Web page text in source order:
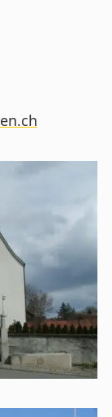
n ch